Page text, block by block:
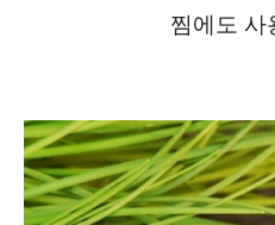
찜에도 사